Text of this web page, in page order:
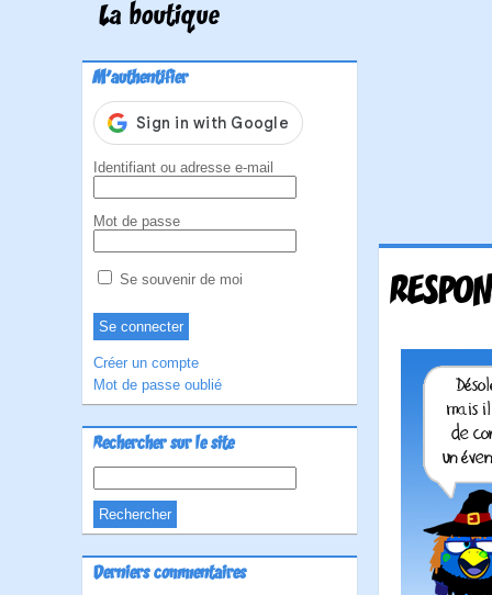
La boutique
M'authentifier
Identifiant ou adresse e-mail
Mot de passe
Se souvenir de moi
Créer un compte
Mot de passe oublié
Rechercher sur le site
Derniers commentaires